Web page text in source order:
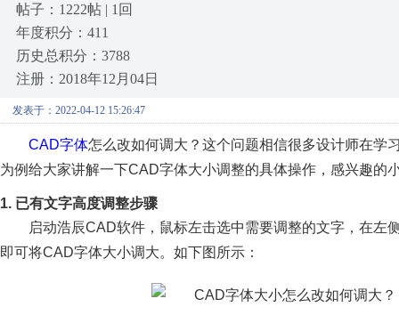
帖子：1222帖 | 1回
年度积分：411
历史总积分：3788
注册：2018年12月04日
发表于：2022-04-12 15:26:47
CAD字体怎么改如何调大？这个问题相信很多设计师在学
为例给大家讲解一下CAD字体大小调整的具体操作，感兴趣的
1. 已有文字高度调整步骤
启动浩辰CAD软件，鼠标左击选中需要调整的文字，在
即可将CAD字体大小调大。如下图所示：